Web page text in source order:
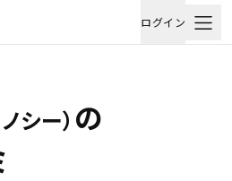
ログイン
ノシー） の